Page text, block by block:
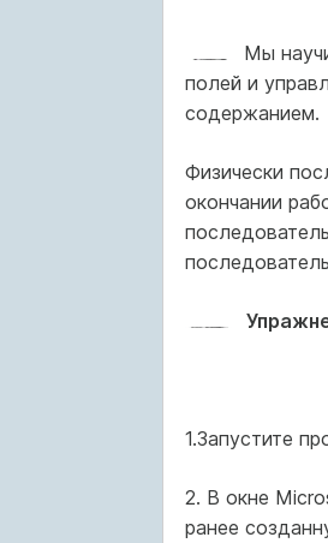
Мы
полей и
содержанием.
Физически
окончании
1.Запустите
2. В окне
ранее